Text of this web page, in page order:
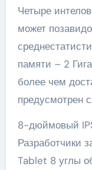
Четыре
может
памяти – 2
более чем
предусмотрен
8-дюймовый
Разработчики
Tablet 8 углы